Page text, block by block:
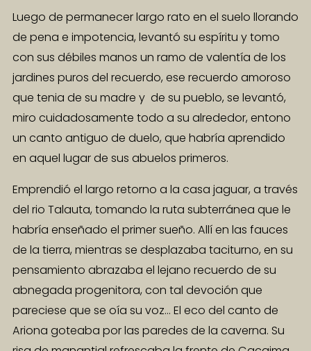
Luego de permanecer largo rato en el suelo llorando
de pena e impotencia, levantó su espíritu y tomo
con sus débiles manos un ramo de valentía de los
jardines puros del recuerdo, ese recuerdo amoroso
que tenia de su madre y de su pueblo, se levantó,
miro cuidadosamente todo a su alrededor, entono
un canto antiguo de duelo, que habría aprendido
en aquel lugar de sus abuelos primeros.
Emprendió el largo retorno a la casa jaguar, a través
del rio Talauta, tomando la ruta subterránea que le
habría enseñado el primer sueño. Allí en las fauces
de la tierra, mientras se desplazaba taciturno, en su
pensamiento abrazaba el lejano recuerdo de su
abnegada progenitora, con tal devoción que
pareciese que se oía su voz… El eco del canto de
Ariona goteaba por las paredes de la caverna. Su